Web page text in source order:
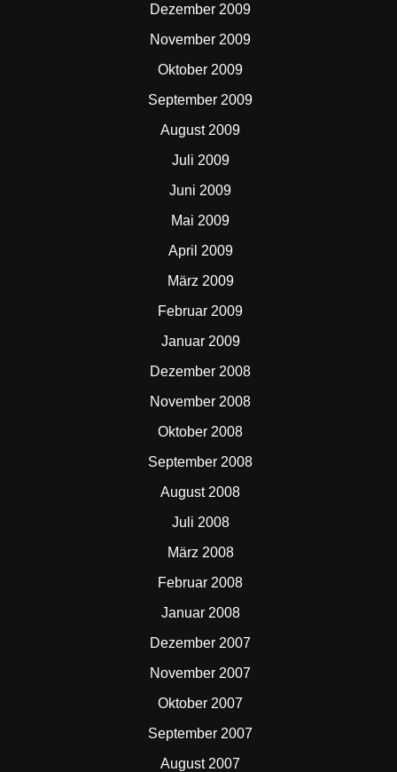
Dezember 2009
November 2009
Oktober 2009
September 2009
August 2009
Juli 2009
Juni 2009
Mai 2009
April 2009
März 2009
Februar 2009
Januar 2009
Dezember 2008
November 2008
Oktober 2008
September 2008
August 2008
Juli 2008
März 2008
Februar 2008
Januar 2008
Dezember 2007
November 2007
Oktober 2007
September 2007
August 2007